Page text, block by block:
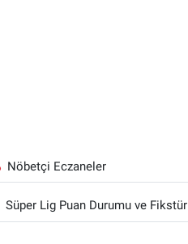
Nöbetçi Eczaneler
Süper Lig Puan Durumu ve Fikstür